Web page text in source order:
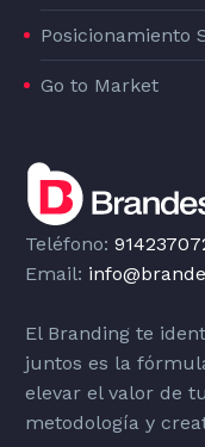
Posicionamiento
Go to Market
Teléfono:
Email:
El Branding te
juntos es la
elevar el valor de
metodología y